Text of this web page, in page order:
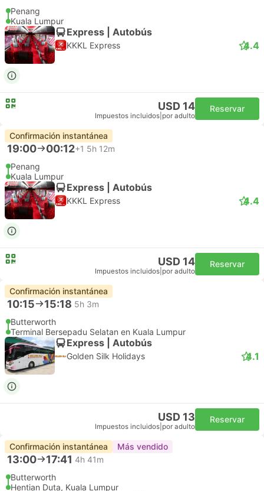
Penang
Kuala Lumpur
Express | Autobús
KKKL Express 4.4
USD 14
Impuestos incluidos por adulto
Reservar
Confirmación instantánea
19:00 00:12+1 5h 12m
Penang
Kuala Lumpur
Express | Autobús
KKKL Express 4.4
USD 14
Impuestos incluidos por adulto
Reservar
Confirmación instantánea
10:15 15:18 5h 3m
Butterworth
Terminal Bersepadu Selatan en Kuala Lumpur
Express | Autobús
Golden Silk Holidays 4.1
USD 13
Impuestos incluidos por adulto
Reservar
Confirmación instantánea Más vendido
13:00 17:41 4h 41m
Butterworth
Hentian Duta, Kuala Lumpur